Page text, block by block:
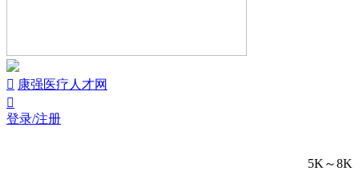
 康强医疗人才网

登录/注册
5K～8K